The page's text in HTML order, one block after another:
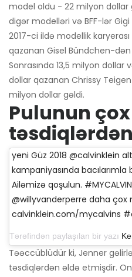
model oldu - 22 milyon dollar
digər modelləri və BFF-lər
2017-ci ildə modellik
qazanan Gisel Bündchen-
Sonrasında 13,5 milyon dollar
dollar qazanan Chrissy
milyon dollar gəldi.
Pulunun
yeni Güz 2018 @calvinklein
kampaniyasında bacılarımla
Ailəmizə qoşulun.
@willyvanderperre daha çox
calvinklein.com/mycalvins
Tərəfindən paylaşılan bir yazı
Təəccüblüdür ki, Jenner
təsdiqlərdən əldə etmişdir.